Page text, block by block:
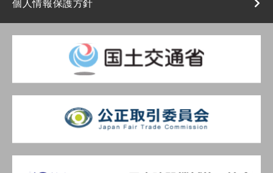
個人情報保護方針